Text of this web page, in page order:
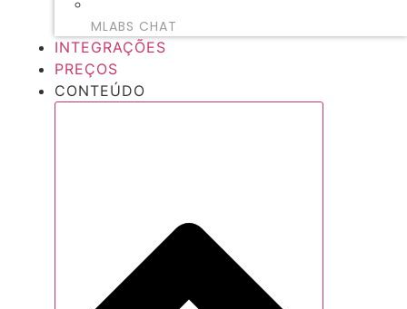
MLABS CHAT
INTEGRAÇÕES
PREÇOS
CONTEÚDO